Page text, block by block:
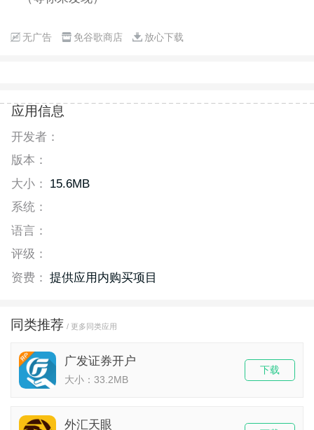
无广告 免谷歌商店 放心下载
应用信息
开发者：
版本：
大小：
15.6MB
系统：
语言：
评级：
资费： 提供应用内购买项目
同类推荐 / 更多同类应用
广发证券开户
大小：33.2MB
下载
外汇天眼